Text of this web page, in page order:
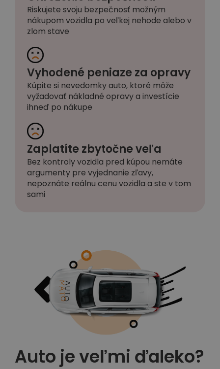
Riskujete svoju bezpečnosť možným
nákupom vozidla po veľkej nehode alebo v
zlom stave
Vyhodené peniaze za opravy
Kúpite si nevedomky auto, ktoré môže
vyžadovať nákladné opravy a investície
ihneď po nákupe
Zaplatíte zbytočne veľa
Bez kontroly vozidla pred kúpou nemáte
argumenty pre vyjednanie zľavy,
nepoznáte reálnu cenu vozidla a ste v tom
sami
Auto je veľmi ďaleko?